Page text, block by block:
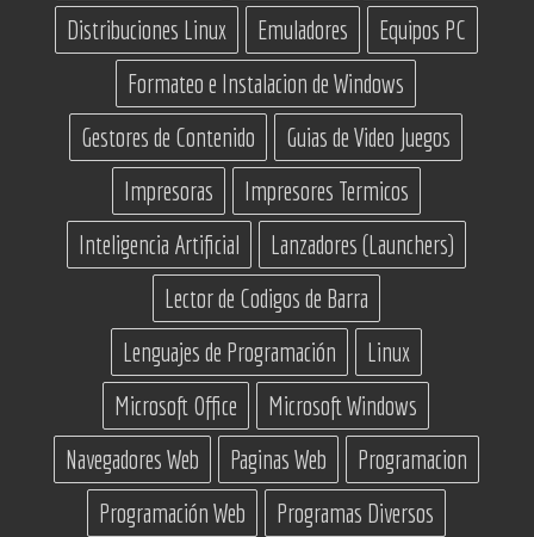
Distribuciones Linux
Emuladores
Equipos PC
Formateo e Instalacion de Windows
Gestores de Contenido
Guias de Video Juegos
Impresoras
Impresores Termicos
Inteligencia Artificial
Lanzadores (Launchers)
Lector de Codigos de Barra
Lenguajes de Programación
Linux
Microsoft Office
Microsoft Windows
Navegadores Web
Paginas Web
Programacion
Programación Web
Programas Diversos